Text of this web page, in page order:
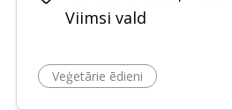
Viimsi vald
Veģetārie ēdieni